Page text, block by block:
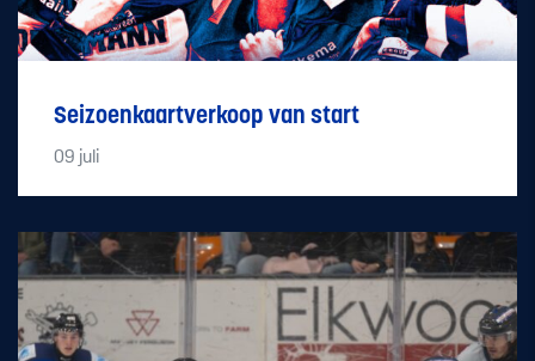
Seizoenkaartverkoop van start
09 juli